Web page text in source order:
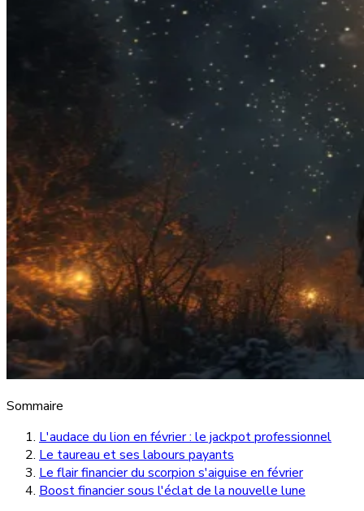
Sommaire
L'audace du lion en février : le jackpot professionnel
Le taureau et ses labours payants
Le flair financier du scorpion s'aiguise en février
Boost financier sous l'éclat de la nouvelle lune